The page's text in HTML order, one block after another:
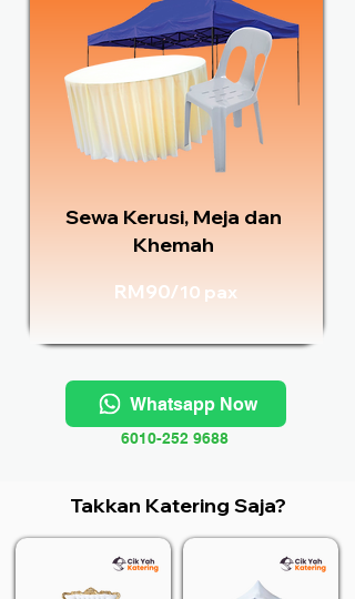
Sewa Kerusi, Meja dan
Khemah
RM90/10 pax
Whatsapp Now
6010-252 9688
Takkan Katering Saja?